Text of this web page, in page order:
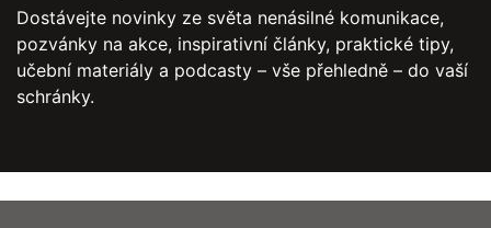
Dostávejte novinky ze světa nenásilné komunikace,
pozvánky na akce, inspirativní články, praktické tipy,
učební materiály a podcasty – vše přehledně – do vaší
schránky.